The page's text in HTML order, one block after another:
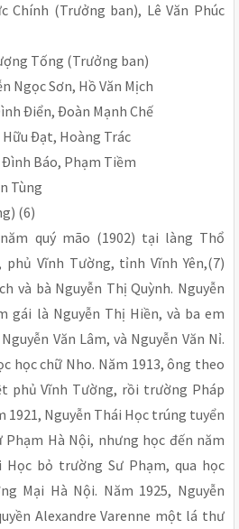
Chính (Trưởng ban), Lê Văn Phúc
Tống (Trưởng ban)
Ngọc Sơn, Hồ Văn Mịch
Ðiển, Ðoàn Mạnh Chế
Ðạt, Hoàng Trác
Báo, Phạm Tiềm
Tùng
(6)
quý mão (1902) tại làng Thổ
Vĩnh Tường, tỉnh Vĩnh Yên,(7)
và bà Nguyễn Thị Quỳnh. Nguyễn
gái là Nguyễn Thị Hiền, và ba em
Văn Lâm, và Nguyễn Văn Nỉ.
học chữ Nho. Năm 1913, ông theo
phủ Vĩnh Tường, rồi trường Pháp
1921, Nguyễn Thái Học trúng tuyển
Phạm Hà Nội, nhưng học đến năm
bỏ trường Sư Phạm, qua học
Mại Hà Nội. Năm 1925, Nguyễn
Alexandre Varenne một lá thư